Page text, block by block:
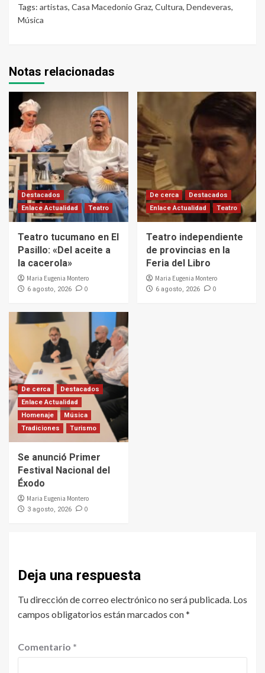
Tags: artistas, Casa Macedonio Graz, Cultura, Dendeveras,
Música
Notas relacionadas
Destacados
Enlace Actualidad
Teatro
Teatro tucumano en El
Pasillo: «Del aceite a
la cacerola»
Maria Eugenia Montero
6 agosto, 2026 0
De cerca
Destacados
Enlace Actualidad
Teatro
Teatro independiente
de provincias en la
Feria del Libro
Maria Eugenia Montero
6 agosto, 2026 0
De cerca
Destacados
Enlace Actualidad
Homenaje
Música
Tradiciones
Turismo
Se anunció Primer
Festival Nacional del
Éxodo
Maria Eugenia Montero
3 agosto, 2026 0
Deja una respuesta
Tu dirección de correo electrónico no será publicada. Los
campos obligatorios están marcados con*
Comentario *